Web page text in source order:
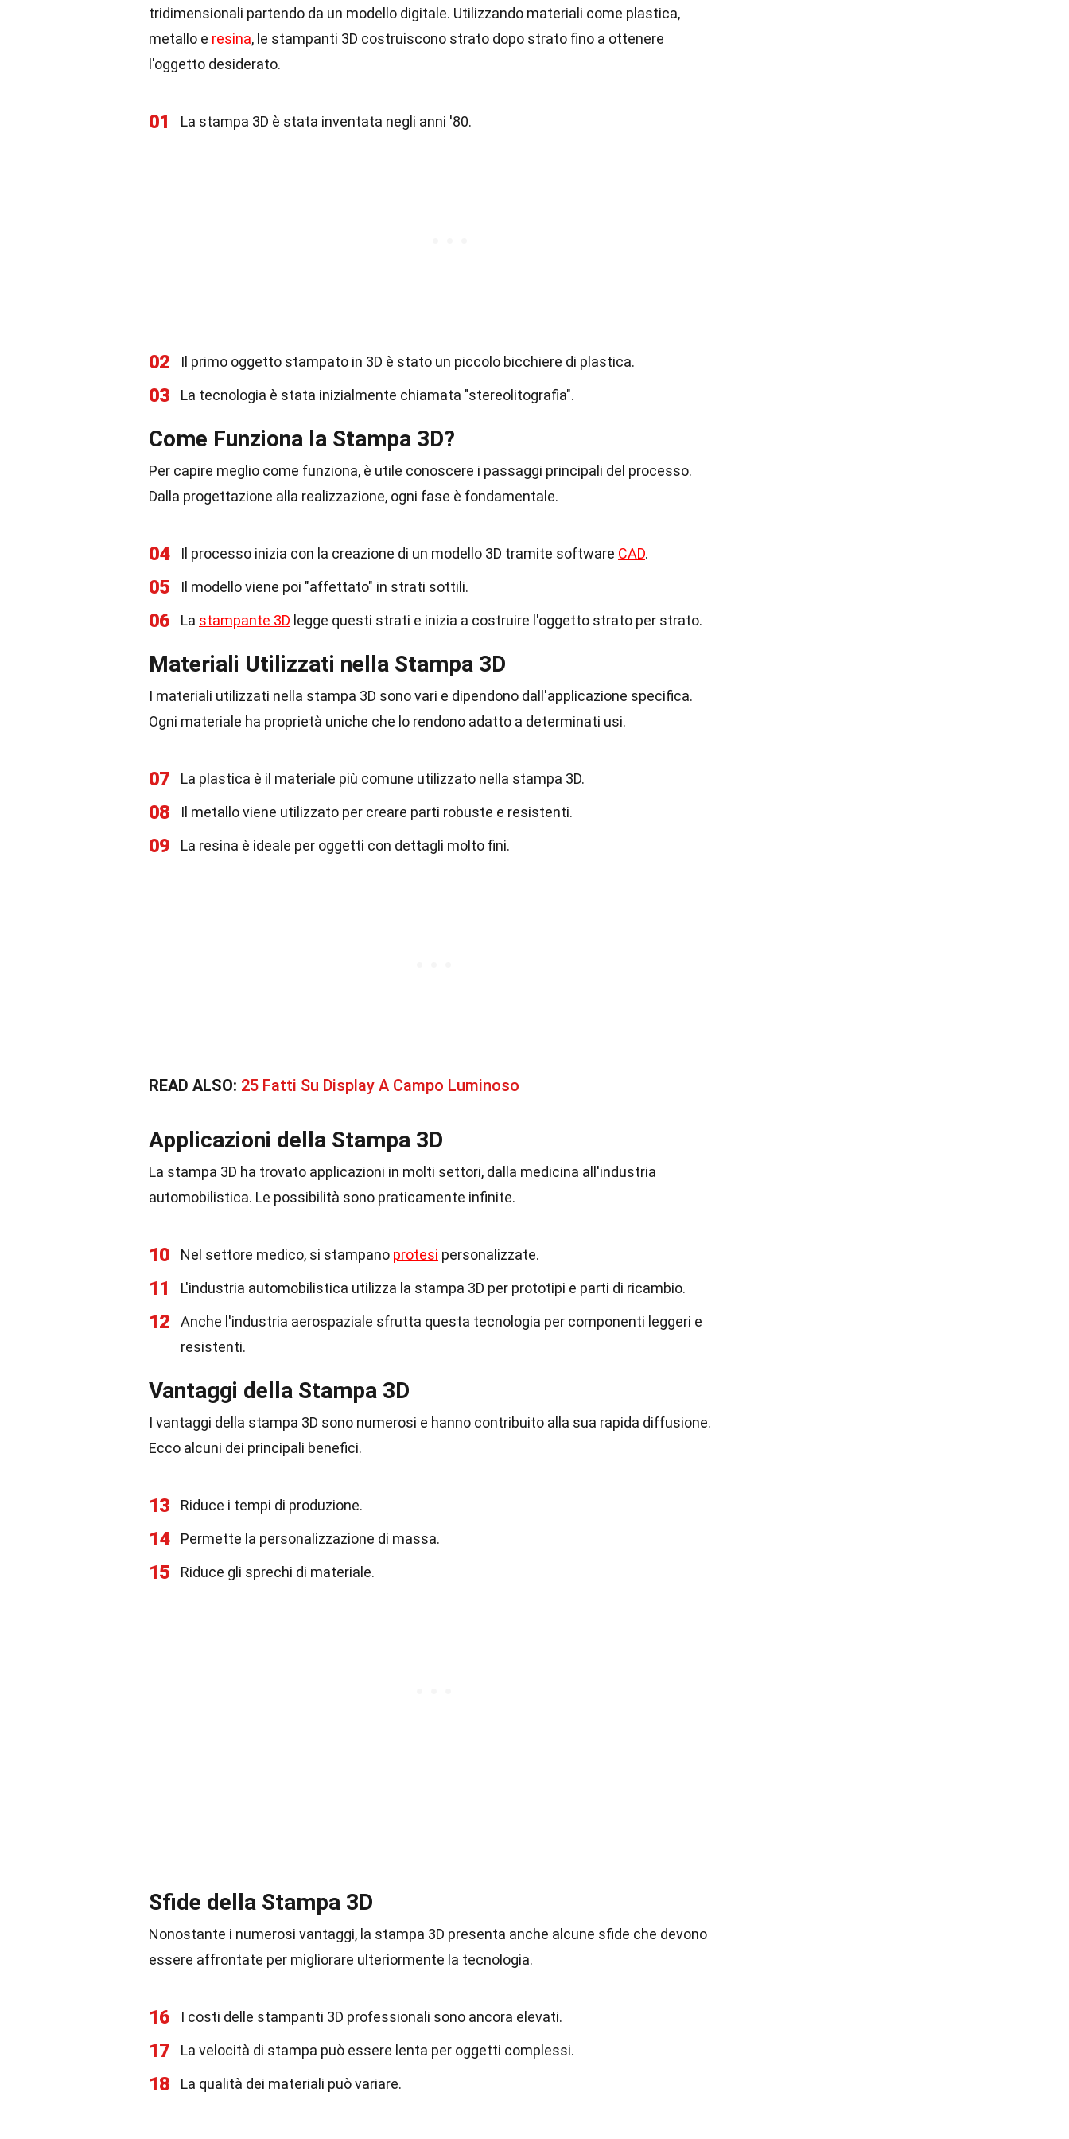
tridimensionali partendo da un modello digitale. Utilizzando materiali come plastica,
metallo e resina, le stampanti 3D costruiscono strato dopo strato fino a ottenere
l'oggetto desiderato.
01 La stampa 3D è stata inventata negli anni '80.
02 Il primo oggetto stampato in 3D è stato un piccolo bicchiere di plastica.
03 La tecnologia è stata inizialmente chiamata "stereolitografia".
Come Funziona la Stampa 3D?
Per capire meglio come funziona, è utile conoscere i passaggi principali del processo.
Dalla progettazione alla realizzazione, ogni fase è fondamentale.
04 Il processo inizia con la creazione di un modello 3D tramite software CAD.
05 Il modello viene poi "affettato" in strati sottili.
06 La stampante 3D legge questi strati e inizia a costruire l'oggetto strato per strato.
Materiali Utilizzati nella Stampa 3D
I materiali utilizzati nella stampa 3D sono vari e dipendono dall'applicazione specifica.
Ogni materiale ha proprietà uniche che lo rendono adatto a determinati usi.
07 La plastica è il materiale più comune utilizzato nella stampa 3D.
08 Il metallo viene utilizzato per creare parti robuste e resistenti.
09 La resina è ideale per oggetti con dettagli molto fini.
READ ALSO: 25 Fatti Su Display A Campo Luminoso
Applicazioni della Stampa 3D
La stampa 3D ha trovato applicazioni in molti settori, dalla medicina all'industria
automobilistica. Le possibilità sono praticamente infinite.
10 Nel settore medico, si stampano protesi personalizzate.
11 L'industria automobilistica utilizza la stampa 3D per prototipi e parti di ricambio.
12
Anche l'industria aerospaziale sfrutta questa tecnologia per componenti leggeri e
resistenti.
Vantaggi della Stampa 3D
I vantaggi della stampa 3D sono numerosi e hanno contribuito alla sua rapida diffusione.
Ecco alcuni dei principali benefici.
13 Riduce i tempi di produzione.
14 Permette la personalizzazione di massa.
15 Riduce gli sprechi di materiale.
Sfide della Stampa 3D
Nonostante i numerosi vantaggi, la stampa 3D presenta anche alcune sfide che devono
essere affrontate per migliorare ulteriormente la tecnologia.
16 I costi delle stampanti 3D professionali sono ancora elevati.
17 La velocità di stampa può essere lenta per oggetti complessi.
18 La qualità dei materiali può variare.